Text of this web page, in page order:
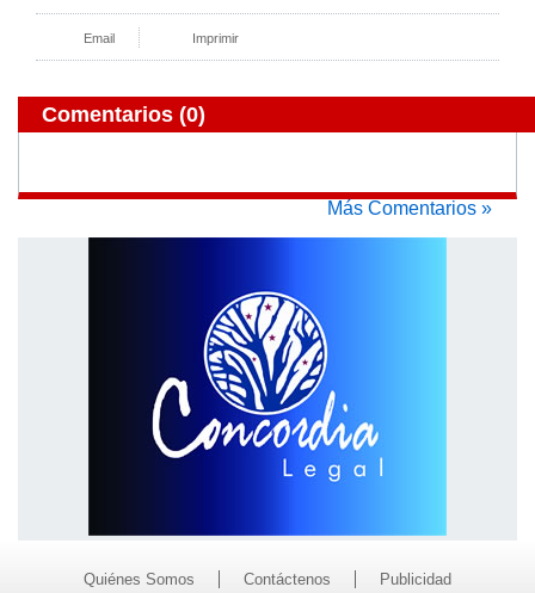
Email Imprimir
Comentarios (0)
Más Comentarios »
Quiénes Somos Contáctenos Publicidad